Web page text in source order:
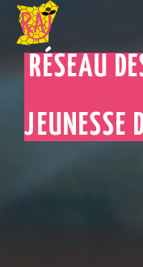
RÉSEAU
JEUNESSE